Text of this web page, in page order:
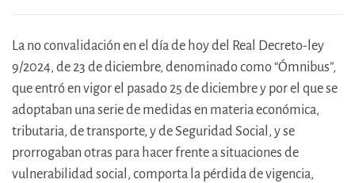
La no convalidación en el día de hoy del Real Decreto-ley
9/2024, de 23 de diciembre, denominado como “Ómnibus”,
que entró en vigor el pasado 25 de diciembre y por el que se
adoptaban una serie de medidas en materia económica,
tributaria, de transporte, y de Seguridad Social, y se
prorrogaban otras para hacer frente a situaciones de
vulnerabilidad social, comporta la pérdida de vigencia,